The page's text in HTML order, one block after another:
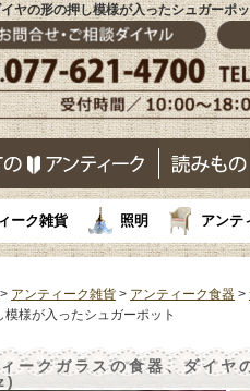
ヤの形の押し模様が入ったシュガーポ
ーク雑貨 照明 アンテ
> アンティーク雑貨 > アンティーク食器 >
様が入ったシュガーポット
ークガラスの食器、ダイ